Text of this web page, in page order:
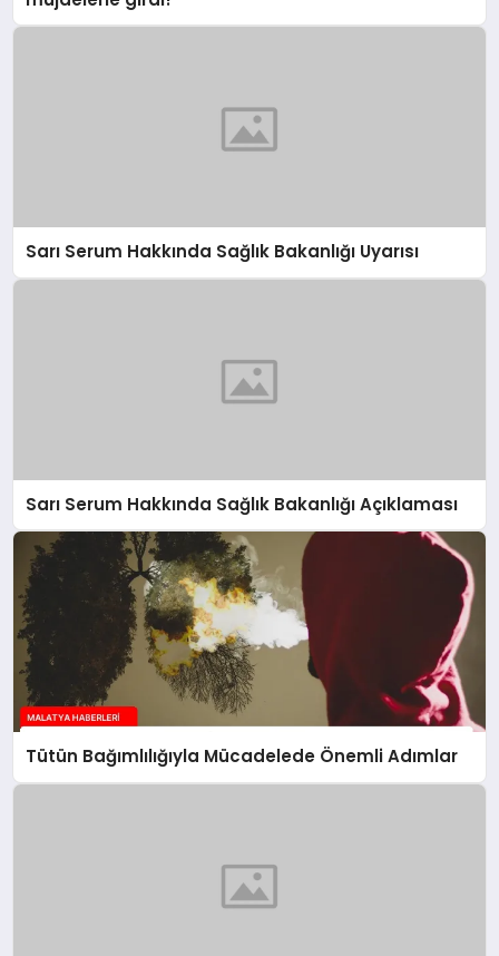
Sarı Serum Hakkında Sağlık Bakanlığı Uyarısı
Sarı Serum Hakkında Sağlık Bakanlığı Açıklaması
Tütün Bağımlılığıyla Mücadelede Önemli Adımlar